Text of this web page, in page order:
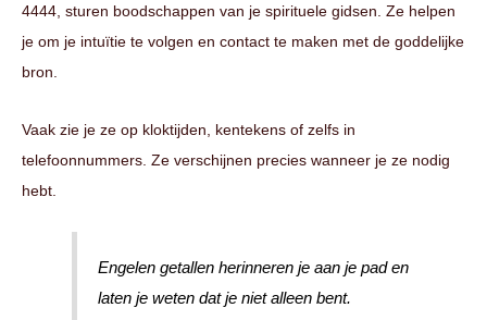
4444, sturen boodschappen van je spirituele gidsen. Ze helpen
je om je intuïtie te volgen en contact te maken met de goddelijke
bron.
Vaak zie je ze op kloktijden, kentekens of zelfs in
telefoonnummers. Ze verschijnen precies wanneer je ze nodig
hebt.
Engelen getallen herinneren je aan je pad en
laten je weten dat je niet alleen bent.